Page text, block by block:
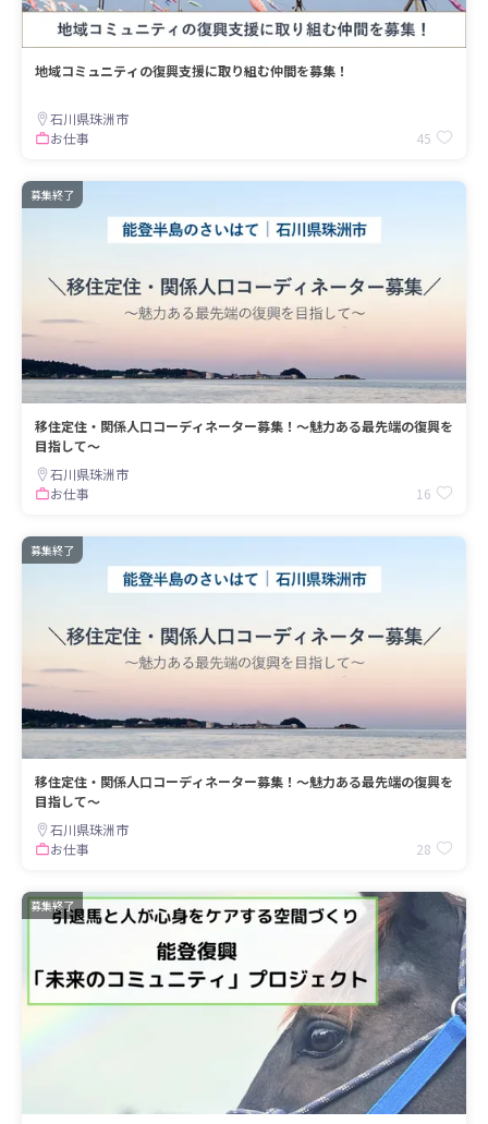
地域コミュニティの復興支援に取り組む仲間を募集！
石川県珠洲市
お仕事
45
募集終了
移住定住・関係人口コーディネーター募集！～魅力ある最先端の復興を
目指して～
石川県珠洲市
お仕事
16
募集終了
移住定住・関係人口コーディネーター募集！～魅力ある最先端の復興を
目指して～
石川県珠洲市
お仕事
28
募集終了